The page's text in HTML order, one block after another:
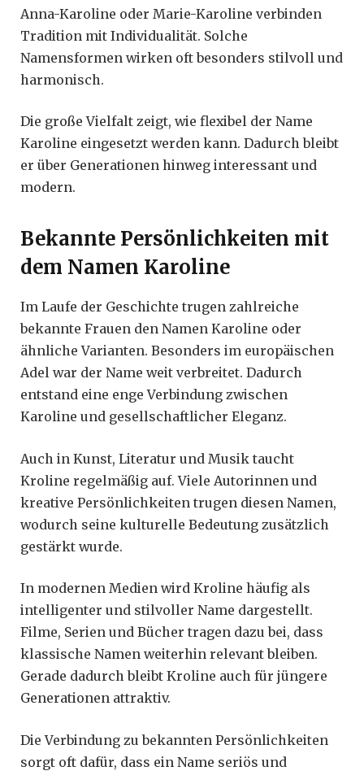
Anna-Karoline oder Marie-Karoline verbinden
Tradition mit Individualität. Solche
Namensformen wirken oft besonders stilvoll und
harmonisch.
Die große Vielfalt zeigt, wie flexibel der Name
Karoline eingesetzt werden kann. Dadurch bleibt
er über Generationen hinweg interessant und
modern.
Bekannte Persönlichkeiten mit
dem Namen Karoline
Im Laufe der Geschichte trugen zahlreiche
bekannte Frauen den Namen Karoline oder
ähnliche Varianten. Besonders im europäischen
Adel war der Name weit verbreitet. Dadurch
entstand eine enge Verbindung zwischen
Karoline und gesellschaftlicher Eleganz.
Auch in Kunst, Literatur und Musik taucht
Kroline regelmäßig auf. Viele Autorinnen und
kreative Persönlichkeiten trugen diesen Namen,
wodurch seine kulturelle Bedeutung zusätzlich
gestärkt wurde.
In modernen Medien wird Kroline häufig als
intelligenter und stilvoller Name dargestellt.
Filme, Serien und Bücher tragen dazu bei, dass
klassische Namen weiterhin relevant bleiben.
Gerade dadurch bleibt Kroline auch für jüngere
Generationen attraktiv.
Die Verbindung zu bekannten Persönlichkeiten
sorgt oft dafür, dass ein Name seriös und